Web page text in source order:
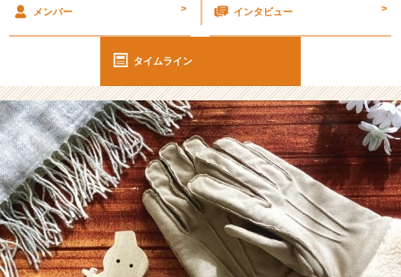
ま
せ
ん
か？
#
2
6
卒
#
2
7
メンバー > インタビュー >
タイムライン